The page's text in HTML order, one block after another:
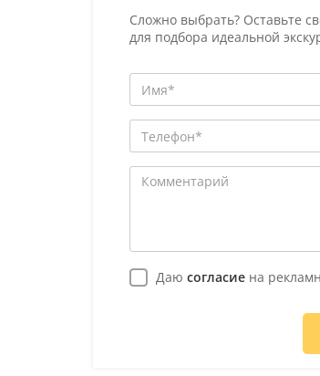
Сложно выбрать? Оставьте
для подбора идеальной
Даю согласие на